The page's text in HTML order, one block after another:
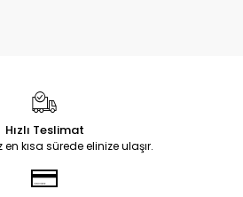
Hızlı Teslimat
kısa sürede elinize ulaşır.